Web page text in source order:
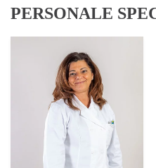
PERSONALE